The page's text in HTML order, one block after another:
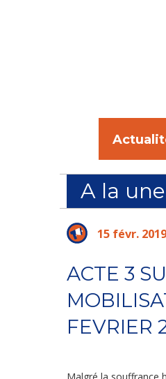
A la une
de-France : la sécurité
15 févr. 2019
ACTE 3
FEVRIER